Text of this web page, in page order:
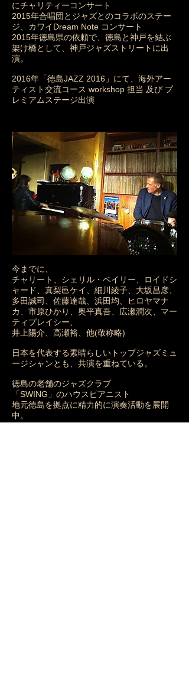
にチャリティーコンサート
2015年合唱団とジャズとのコラボのステー
ジ、カワイDream Note コンサート
2015年徳島県の依頼で、徳島と神戸を結ぶ
架け橋として、神戸ジャズストリートに出
演。
2016年「徳島JAZZ 2016」にて、海外アー
ティスト交流コース workshop 担当 及び プ
レミアムステージ出演
今までに、
チャリート、シェリル・ベイリー、ロイドシ
ャード、真梨邑ケイ、細川綾子、大坂昌彦、
多田誠司、佐藤達哉、浜田均、ヒロヤマナ
カ、市原ひかり、奥平真吾、広瀬潤次、マー
ティプレイシー、
井上陽介、高瀬裕、他(敬称略)
日本を代表する素晴らしいトップジャズミュ
ージシャンとも、共演を重ねている。
徳島の老舗のジャズクラブ
「SWING」のハウスピアニスト
地元徳島を拠点に精力的に演奏活動を展開
中。